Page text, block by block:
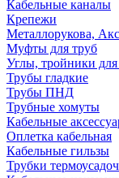
Кабельные каналы
Крепежи
Металлорукова,
Муфты для труб
Углы, тройники для
Трубы гладкие
Трубы ПНД
Трубные хомуты
Кабельные
Оплетка кабельная
Кабельные гильзы
Трубки